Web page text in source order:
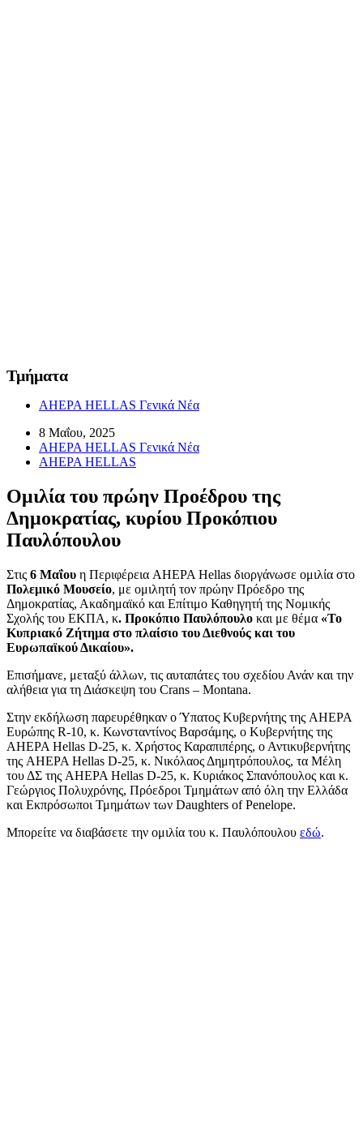
Τμήματα
AHEPA HELLAS Γενικά Νέα
8 Μαΐου, 2025
AHEPA HELLAS Γενικά Νέα
AHEPA HELLAS
Ομιλία του πρώην Προέδρου της
Δημοκρατίας, κυρίου Προκόπιου
Παυλόπουλου
Στις 6 Μαΐου η Περιφέρεια AΗEPA Hellas διοργάνωσε ομιλία στο
Πολεμικό Μουσείο, με ομιλητή τον πρώην Πρόεδρο της
Δημοκρατίας, Ακαδημαϊκό και Επίτιμο Καθηγητή της Νομικής
Σχολής του ΕΚΠΑ, κ. Προκόπιο Παυλόπουλο και με θέμα «Το
Κυπριακό Ζήτημα στο πλαίσιο του Διεθνούς και του
Ευρωπαϊκού Δικαίου».
Επισήμανε, μεταξύ άλλων, τις αυταπάτες του σχεδίου Ανάν και την
αλήθεια για τη Διάσκεψη του Crans – Montana.
Στην εκδήλωση παρευρέθηκαν ο Ύπατος Κυβερνήτης της AHEPA
Ευρώπης R-10, κ. Κωνσταντίνος Βαρσάμης, ο Κυβερνήτης της
AHEPA Hellas D-25, κ. Χρήστος Καραπιπέρης, ο Αντικυβερνήτης
της AHEPA Hellas D-25, κ. Νικόλαος Δημητρόπουλος, τα Μέλη
του ΔΣ της AHEPA Hellas D-25, κ. Κυριάκος Σπανόπουλος και κ.
Γεώργιος Πολυχρόνης, Πρόεδροι Τμημάτων από όλη την Ελλάδα
και Εκπρόσωποι Τμημάτων των Daughters of Penelope.
Μπορείτε να διαβάσετε την ομιλία του κ. Παυλόπουλου εδώ.